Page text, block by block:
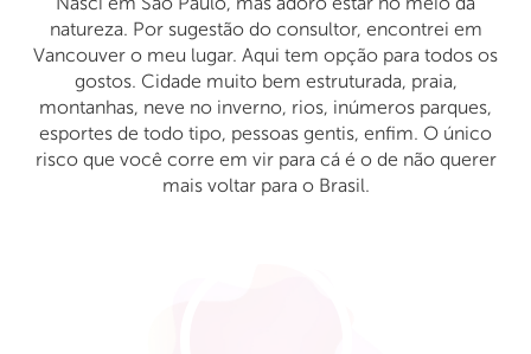
Nasci em São Paulo, mas adoro estar no meio da
natureza. Por sugestão do consultor, encontrei em
Vancouver o meu lugar. Aqui tem opção para todos os
gostos. Cidade muito bem estruturada, praia,
montanhas, neve no inverno, rios, inúmeros parques,
esportes de todo tipo, pessoas gentis, enfim. O único
risco que você corre em vir para cá é o de não querer
mais voltar para o Brasil.